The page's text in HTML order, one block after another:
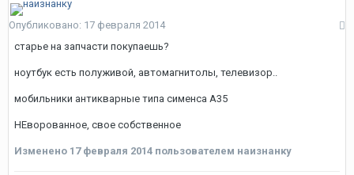
Опубликовано: 17 февраля 2014
старье на запчасти покупаешь?
ноутбук есть полуживой, автомагнитолы, телевизор..
мобильники антикварные типа сименса А35
НЕворованное, свое собственное
Изменено 17 февраля 2014 пользователем наизнанку